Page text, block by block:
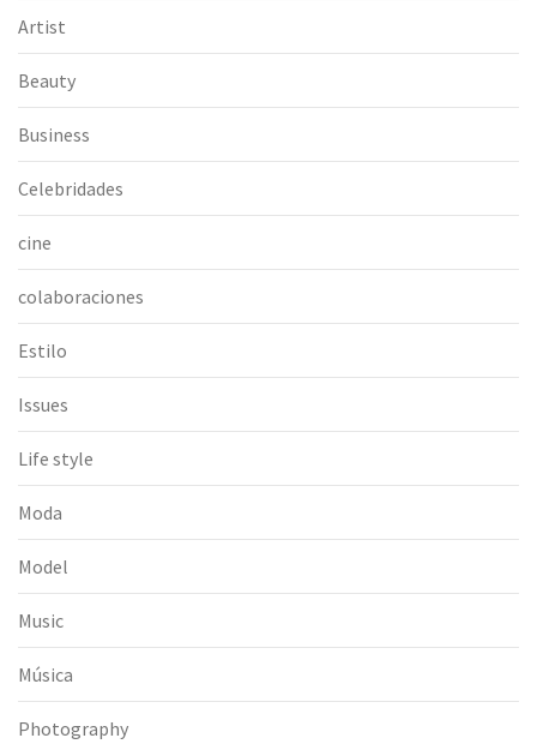
Artist
Beauty
Business
Celebridades
cine
colaboraciones
Estilo
Issues
Life style
Moda
Model
Music
Música
Photography